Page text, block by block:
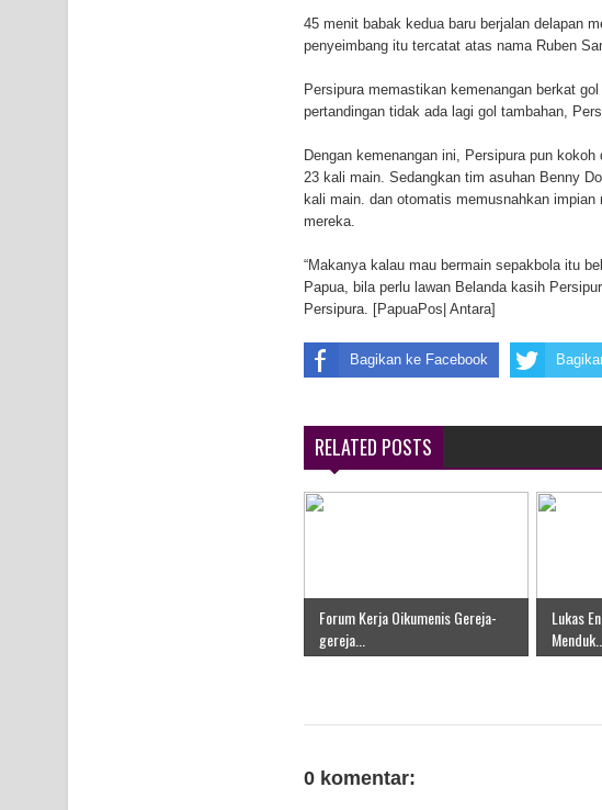
Papuan Artisans Take Center Stage at Indonesia's National Craft
45 menit babak kedua baru berjalan delapan
penyeimbang itu tercatat atas nama Ruben
Persipura memastikan kemenangan berkat
pertandingan tidak ada lagi gol tambahan,
Dengan kemenangan ini, Persipura pun
23 kali main. Sedangkan tim asuhan Benny
kali main. dan otomatis memusnahkan
mereka.
“Makanya kalau mau bermain sepakbola itu
Papua, bila perlu lawan Belanda kasih
Persipura. [PapuaPos| Antara]
Bagikan ke Facebook
RELATED POSTS
Forum Kerja Oikumenis Gereja-
gereja...
Lukas
Menduk...
0 komentar: